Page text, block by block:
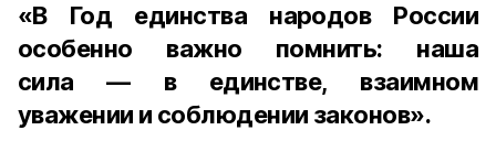
«В Год единства народов России
особенно важно помнить: наша
сила — в единстве, взаимном
уважении и соблюдении законов».